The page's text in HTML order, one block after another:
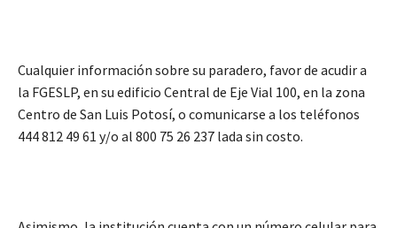
Cualquier información sobre su paradero, favor de acudir a
la FGESLP, en su edificio Central de Eje Vial 100, en la zona
Centro de San Luis Potosí, o comunicarse a los teléfonos
444 812 49 61 y/o al 800 75 26 237 lada sin costo.